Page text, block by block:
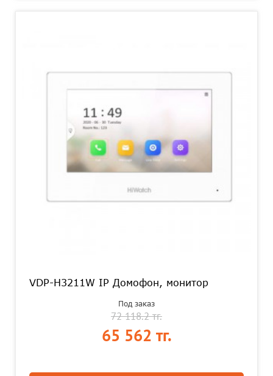
VDP-H3211W IP Домофон, монитор
Под заказ
72 118.2 тг.
65 562 тг.